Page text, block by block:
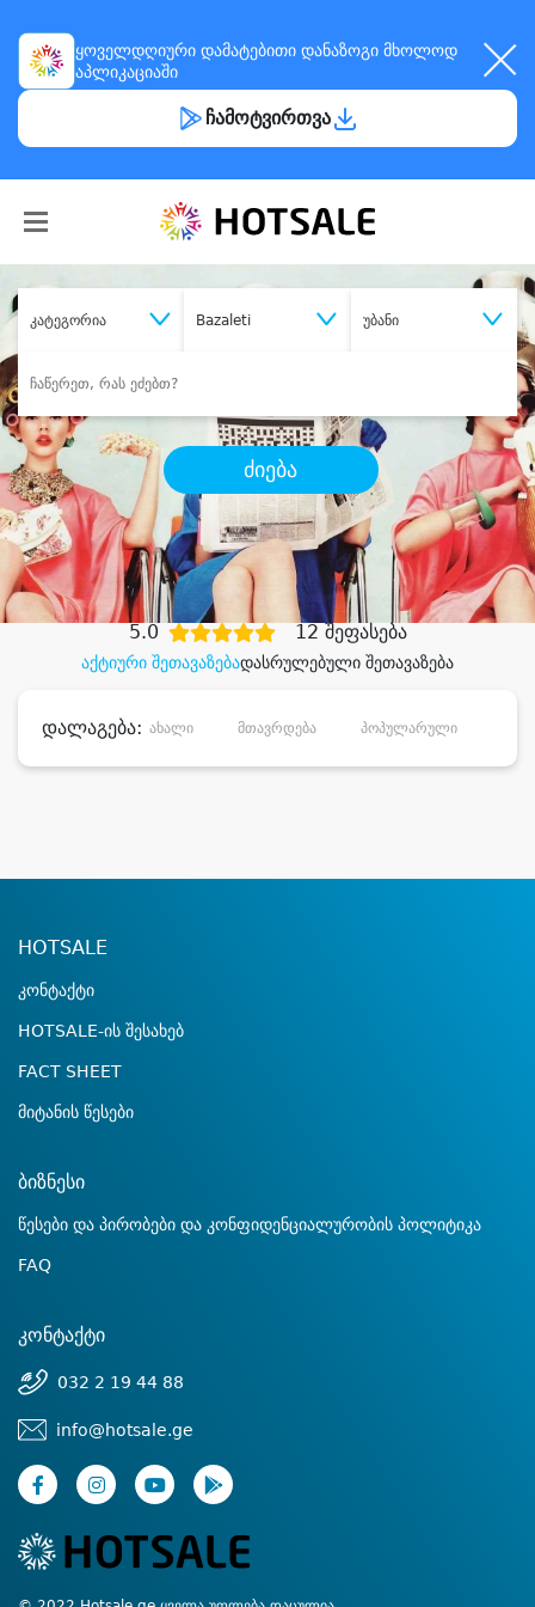
ყოველდღიური დამატებითი დანაზოგი მხოლოდ
აპლიკაციაში
ჩამოტვირთვა
კატეგორია Bazaleti უბანი
ძიება
შეიძინესასურველი მომსახურება
დიდი დანაზოგით
აქტიური შეთავაზებადასრულებული შეთავაზება
5.0 12 შეფასება
დალაგება: ახალი მთავრდება პოპულარული
HOTSALE
კონტაქტი
HOTSALE-ის შესახებ
FACT SHEET
მიტანის წესები
ბიზნესი
წესები და პირობები და კონფიდენციალურობის პოლიტიკა
FAQ
კონტაქტი
032 2 19 44 88
info@hotsale.ge